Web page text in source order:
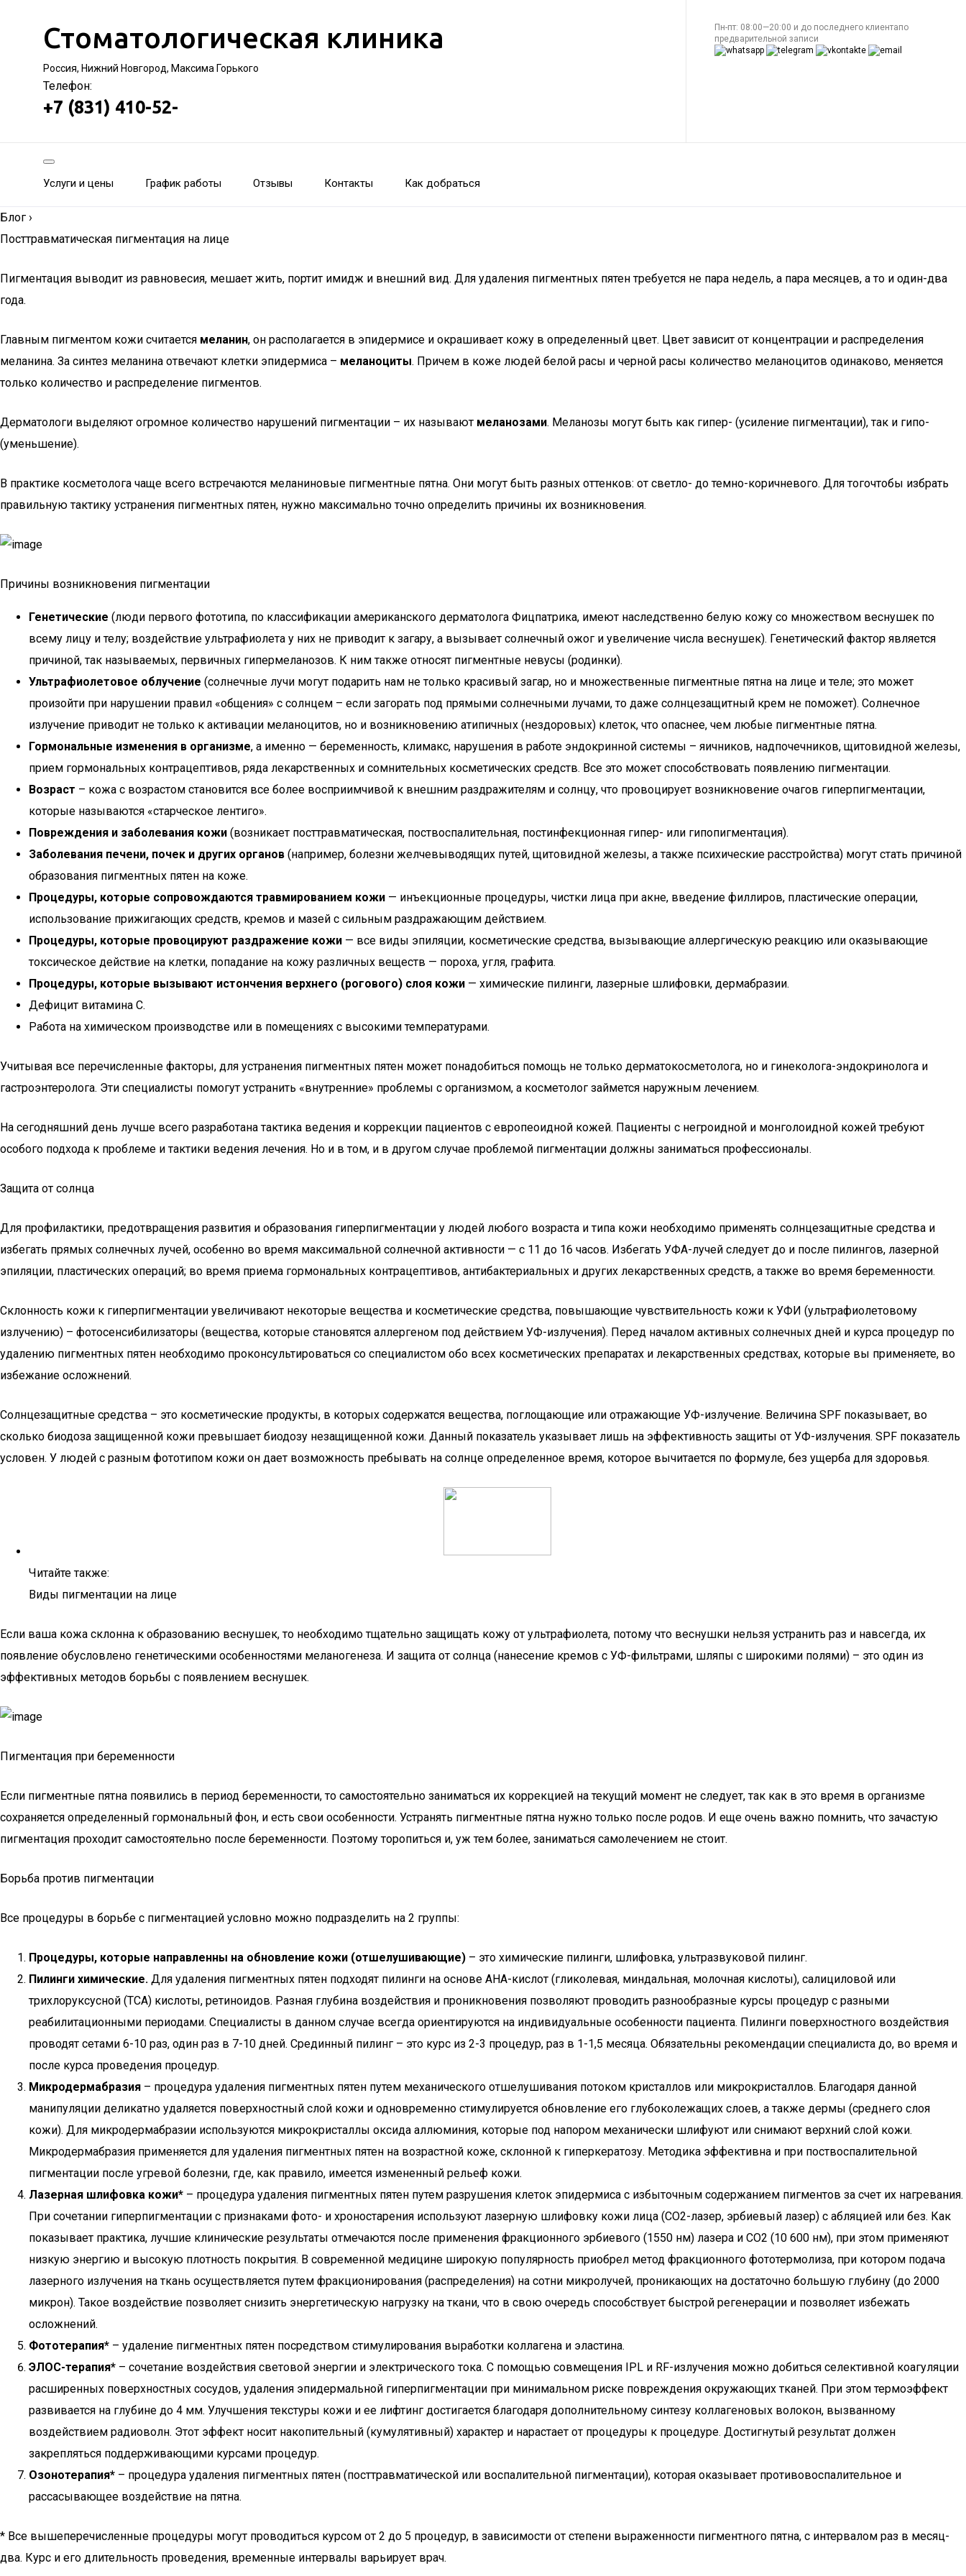
Стоматологическая клиника
Россия, Нижний Новгород, Максима Горького
Телефон:
+7 (831) 410-52-
Пн-пт: 08:00—20:00 и до последнего клиентапо
предварительной записи
Услуги и цены График работы Отзывы Контакты Как добраться
Блог ›
Посттравматическая пигментация на лице
Пигментация выводит из равновесия, мешает жить, портит имидж и внешний вид. Для удаления пигментных пятен требуется не пара недель, а пара месяцев, а то и один-два
года.
Главным пигментом кожи считается меланин, он располагается в эпидермисе и окрашивает кожу в определенный цвет. Цвет зависит от концентрации и распределения
меланина. За синтез меланина отвечают клетки эпидермиса – меланоциты. Причем в коже людей белой расы и черной расы количество меланоцитов одинаково, меняется
только количество и распределение пигментов.
Дерматологи выделяют огромное количество нарушений пигментации – их называют меланозами. Меланозы могут быть как гипер- (усиление пигментации), так и гипо-
(уменьшение).
В практике косметолога чаще всего встречаются меланиновые пигментные пятна. Они могут быть разных оттенков: от светло- до темно-коричневого. Для тогочтобы избрать
правильную тактику устранения пигментных пятен, нужно максимально точно определить причины их возникновения.
Причины возникновения пигментации
Генетические (люди первого фототипа, по классификации американского дерматолога Фицпатрика, имеют наследственно белую кожу со множеством веснушек по
всему лицу и телу; воздействие ультрафиолета у них не приводит к загару, а вызывает солнечный ожог и увеличение числа веснушек). Генетический фактор является
причиной, так называемых, первичных гипермеланозов. К ним также относят пигментные невусы (родинки).
Ультрафиолетовое облучение (солнечные лучи могут подарить нам не только красивый загар, но и множественные пигментные пятна на лице и теле; это может
произойти при нарушении правил «общения» с солнцем – если загорать под прямыми солнечными лучами, то даже солнцезащитный крем не поможет). Солнечное
излучение приводит не только к активации меланоцитов, но и возникновению атипичных (нездоровых) клеток, что опаснее, чем любые пигментные пятна.
Гормональные изменения в организме, а именно — беременность, климакс, нарушения в работе эндокринной системы – яичников, надпочечников, щитовидной железы,
прием гормональных контрацептивов, ряда лекарственных и сомнительных косметических средств. Все это может способствовать появлению пигментации.
Возраст – кожа с возрастом становится все более восприимчивой к внешним раздражителям и солнцу, что провоцирует возникновение очагов гиперпигментации,
которые называются «старческое лентиго».
Повреждения и заболевания кожи (возникает посттравматическая, поствоспалительная, постинфекционная гипер- или гипопигментация).
Заболевания печени, почек и других органов (например, болезни желчевыводящих путей, щитовидной железы, а также психические расстройства) могут стать причиной
образования пигментных пятен на коже.
Процедуры, которые сопровождаются травмированием кожи — инъекционные процедуры, чистки лица при акне, введение филлиров, пластические операции,
использование прижигающих средств, кремов и мазей с сильным раздражающим действием.
Процедуры, которые провоцируют раздражение кожи — все виды эпиляции, косметические средства, вызывающие аллергическую реакцию или оказывающие
токсическое действие на клетки, попадание на кожу различных веществ — пороха, угля, графита.
Процедуры, которые вызывают истончения верхнего (рогового) слоя кожи — химические пилинги, лазерные шлифовки, дермабразии.
Дефицит витамина С.
Работа на химическом производстве или в помещениях с высокими температурами.
Учитывая все перечисленные факторы, для устранения пигментных пятен может понадобиться помощь не только дерматокосметолога, но и гинеколога-эндокринолога и
гастроэнтеролога. Эти специалисты помогут устранить «внутренние» проблемы с организмом, а косметолог займется наружным лечением.
На сегодняшний день лучше всего разработана тактика ведения и коррекции пациентов с европеоидной кожей. Пациенты с негроидной и монголоидной кожей требуют
особого подхода к проблеме и тактики ведения лечения. Но и в том, и в другом случае проблемой пигментации должны заниматься профессионалы.
Защита от солнца
Для профилактики, предотвращения развития и образования гиперпигментации у людей любого возраста и типа кожи необходимо применять солнцезащитные средства и
избегать прямых солнечных лучей, особенно во время максимальной солнечной активности — с 11 до 16 часов. Избегать УФА-лучей следует до и после пилингов, лазерной
эпиляции, пластических операций; во время приема гормональных контрацептивов, антибактериальных и других лекарственных средств, а также во время беременности.
Склонность кожи к гиперпигментации увеличивают некоторые вещества и косметические средства, повышающие чувствительность кожи к УФИ (ультрафиолетовому
излучению) – фотосенсибилизаторы (вещества, которые становятся аллергеном под действием УФ-излучения). Перед началом активных солнечных дней и курса процедур по
удалению пигментных пятен необходимо проконсультироваться со специалистом обо всех косметических препаратах и лекарственных средствах, которые вы применяете, во
избежание осложнений.
Солнцезащитные средства – это косметические продукты, в которых содержатся вещества, поглощающие или отражающие УФ-излучение. Величина SPF показывает, во
сколько биодоза защищенной кожи превышает биодозу незащищенной кожи. Данный показатель указывает лишь на эффективность защиты от УФ-излучения. SPF показатель
условен. У людей с разным фототипом кожи он дает возможность пребывать на солнце определенное время, которое вычитается по формуле, без ущерба для здоровья.
Читайте также:
Виды пигментации на лице
Если ваша кожа склонна к образованию веснушек, то необходимо тщательно защищать кожу от ультрафиолета, потому что веснушки нельзя устранить раз и навсегда, их
появление обусловлено генетическими особенностями меланогенеза. И защита от солнца (нанесение кремов с УФ-фильтрами, шляпы с широкими полями) – это один из
эффективных методов борьбы с появлением веснушек.
Пигментация при беременности
Если пигментные пятна появились в период беременности, то самостоятельно заниматься их коррекцией на текущий момент не следует, так как в это время в организме
сохраняется определенный гормональный фон, и есть свои особенности. Устранять пигментные пятна нужно только после родов. И еще очень важно помнить, что зачастую
пигментация проходит самостоятельно после беременности. Поэтому торопиться и, уж тем более, заниматься самолечением не стоит.
Борьба против пигментации
Все процедуры в борьбе с пигментацией условно можно подразделить на 2 группы:
Процедуры, которые направленны на обновление кожи (отшелушивающие) – это химические пилинги, шлифовка, ультразвуковой пилинг.
Пилинги химические. Для удаления пигментных пятен подходят пилинги на основе AHA-кислот (гликолевая, миндальная, молочная кислоты), салициловой или
трихлоруксусной (ТСА) кислоты, ретиноидов. Разная глубина воздействия и проникновения позволяют проводить разнообразные курсы процедур с разными
реабилитационными периодами. Специалисты в данном случае всегда ориентируются на индивидуальные особенности пациента. Пилинги поверхностного воздействия
проводят сетами 6-10 раз, один раз в 7-10 дней. Срединный пилинг – это курс из 2-3 процедур, раз в 1-1,5 месяца. Обязательны рекомендации специалиста до, во время и
после курса проведения процедур.
Микродермабразия – процедура удаления пигментных пятен путем механического отшелушивания потоком кристаллов или микрокристаллов. Благодаря данной
манипуляции деликатно удаляется поверхностный слой кожи и одновременно стимулируется обновление его глубоколежащих слоев, а также дермы (среднего слоя
кожи). Для микродермабразии используются микрокристаллы оксида аллюминия, которые под напором механически шлифуют или снимают верхний слой кожи.
Микродермабразия применяется для удаления пигментных пятен на возрастной коже, склонной к гиперкератозу. Методика эффективна и при поствоспалительной
пигментации после угревой болезни, где, как правило, имеется измененный рельеф кожи.
Лазерная шлифовка кожи* – процедура удаления пигментных пятен путем разрушения клеток эпидермиса с избыточным содержанием пигментов за счет их нагревания.
При сочетании гиперпигментации с признаками фото- и хроностарения используют лазерную шлифовку кожи лица (СО2-лазер, эрбиевый лазер) с абляцией или без. Как
показывает практика, лучшие клинические результаты отмечаются после применения фракционного эрбиевого (1550 нм) лазера и СО2 (10 600 нм), при этом применяют
низкую энергию и высокую плотность покрытия. В современной медицине широкую популярность приобрел метод фракционного фототермолиза, при котором подача
лазерного излучения на ткань осуществляется путем фракционирования (распределения) на сотни микролучей, проникающих на достаточно большую глубину (до 2000
микрон). Такое воздействие позволяет снизить энергетическую нагрузку на ткани, что в свою очередь способствует быстрой регенерации и позволяет избежать
осложнений.
Фототерапия* – удаление пигментных пятен посредством стимулирования выработки коллагена и эластина.
ЭЛОС-терапия* – сочетание воздействия световой энергии и электрического тока. С помощью совмещения IPL и RF-излучения можно добиться селективной коагуляции
расширенных поверхностных сосудов, удаления эпидермальной гиперпигментации при минимальном риске повреждения окружающих тканей. При этом термоэффект
развивается на глубине до 4 мм. Улучшения текстуры кожи и ее лифтинг достигается благодаря дополнительному синтезу коллагеновых волокон, вызванному
воздействием радиоволн. Этот эффект носит накопительный (кумулятивный) характер и нарастает от процедуры к процедуре. Достигнутый результат должен
закрепляться поддерживающими курсами процедур.
Озонотерапия* – процедура удаления пигментных пятен (посттравматической или воспалительной пигментации), которая оказывает противовоспалительное и
рассасывающее воздействие на пятна.
* Все вышеперечисленные процедуры могут проводиться курсом от 2 до 5 процедур, в зависимости от степени выраженности пигментного пятна, с интервалом раз в месяц-
два. Курс и его длительность проведения, временные интервалы варьирует врач.